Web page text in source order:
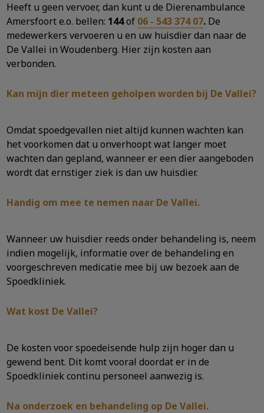
Heeft u geen vervoer, dan kunt u de Dierenambulance
Amersfoort e.o. bellen: 144of 06 - 543 374 07. De
medewerkers vervoeren u en uw huisdier dan naar de
De Vallei in Woudenberg. Hier zijn kosten aan
verbonden.
Kan mijn dier meteen geholpen worden bij De Vallei?
Omdat spoedgevallen niet altijd kunnen wachten kan
het voorkomen dat u onverhoopt wat langer moet
wachten dan gepland, wanneer er een dier aangeboden
wordt dat ernstiger ziek is dan uw huisdier.
Handig om mee te nemen naar De Vallei.
Wanneer uw huisdier reeds onder behandeling is, neem
indien mogelijk, informatie over de behandeling en
voorgeschreven medicatie mee bij uw bezoek aan de
Spoedkliniek.
Wat kost De Vallei?
De kosten voor spoedeisende hulp zijn hoger dan u
gewend bent. Dit komt vooral doordat er in de
Spoedkliniek continu personeel aanwezig is.
Na onderzoek en behandeling op De Vallei.